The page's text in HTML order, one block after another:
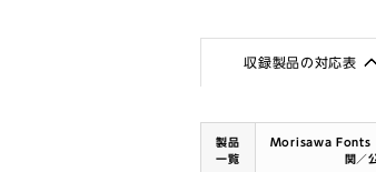
収録製品の対応表
製品
一覧
Morisawa Fonts
関／